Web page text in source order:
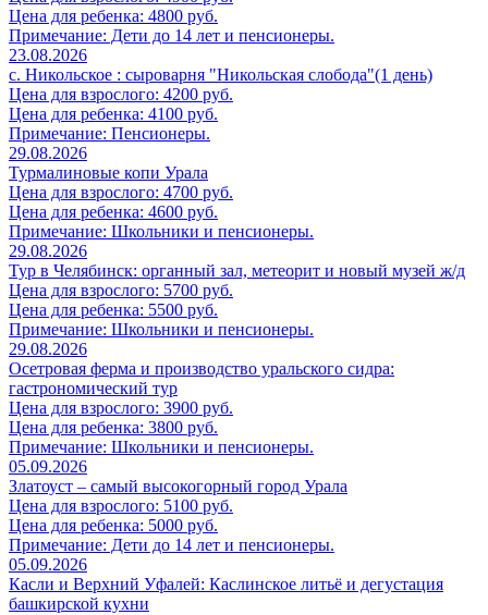
Цена для ребенка: 4800 руб.
Примечание: Дети до 14 лет и пенсионеры.
23.08.2026
с. Никольское : сыроварня "Никольская слобода"(1 день)
Цена для взрослого: 4200 руб.
Цена для ребенка: 4100 руб.
Примечание: Пенсионеры.
29.08.2026
Турмалиновые копи Урала
Цена для взрослого: 4700 руб.
Цена для ребенка: 4600 руб.
Примечание: Школьники и пенсионеры.
29.08.2026
Тур в Челябинск: органный зал, метеорит и новый музей ж/д
Цена для взрослого: 5700 руб.
Цена для ребенка: 5500 руб.
Примечание: Школьники и пенсионеры.
29.08.2026
Осетровая ферма и производство уральского сидра:
гастрономический тур
Цена для взрослого: 3900 руб.
Цена для ребенка: 3800 руб.
Примечание: Школьники и пенсионеры.
05.09.2026
Златоуст – самый высокогорный город Урала
Цена для взрослого: 5100 руб.
Цена для ребенка: 5000 руб.
Примечание: Дети до 14 лет и пенсионеры.
05.09.2026
Касли и Верхний Уфалей: Каслинское литьё и дегустация
башкирской кухни